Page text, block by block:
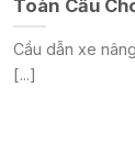
Toàn Cầu
Cầu dẫn xe
[...]